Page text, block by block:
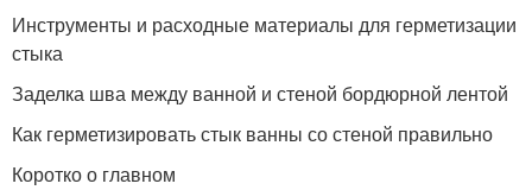
Инструменты и расходные материалы для герметизации
стыка
Заделка шва между ванной и стеной бордюрной лентой
Как герметизировать стык ванны со стеной правильно
Коротко о главном